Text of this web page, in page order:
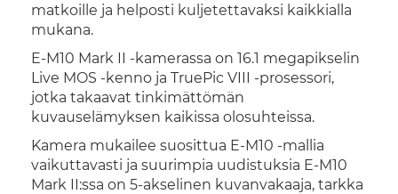
matkoille ja helposti kuljetettavaksi kaikkialla
mukana.
E-M10 Mark II -kamerassa on 16.1 megapikselin
Live MOS -kenno ja TruePic VIII -prosessori,
jotka takaavat tinkimättömän
kuvauselämyksen kaikissa olosuhteissa.
Kamera mukailee suosittua E-M10 -mallia
vaikuttavasti ja suurimpia uudistuksia E-M10
Mark II:ssa on 5-akselinen kuvanvakaaja, tarkka